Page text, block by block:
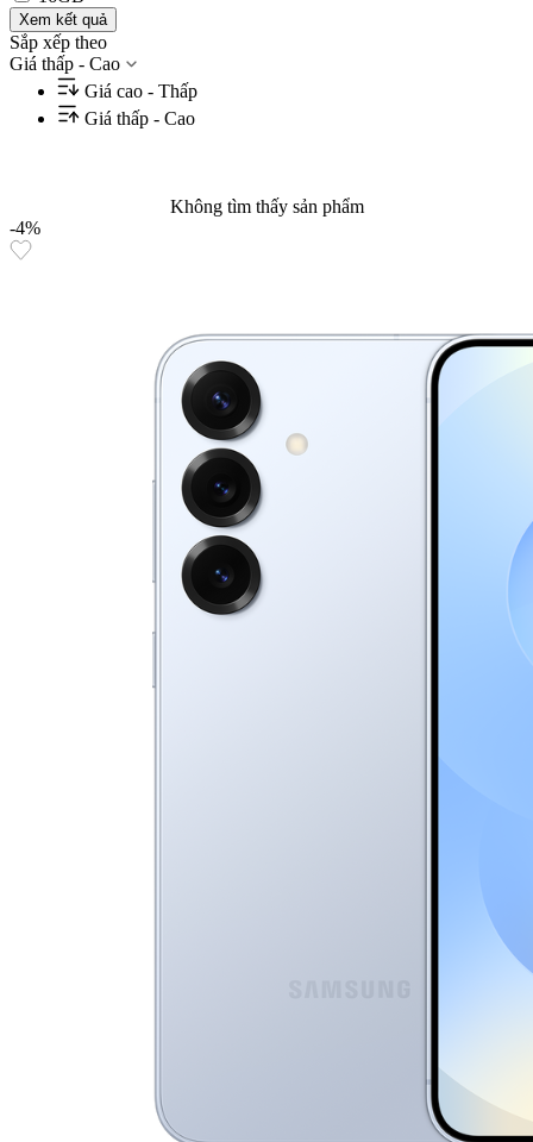
Xem kết quả
Sắp xếp theo
Giá thấp - Cao
Giá cao - Thấp
Giá thấp - Cao
Không tìm thấy sản phẩm
-4%